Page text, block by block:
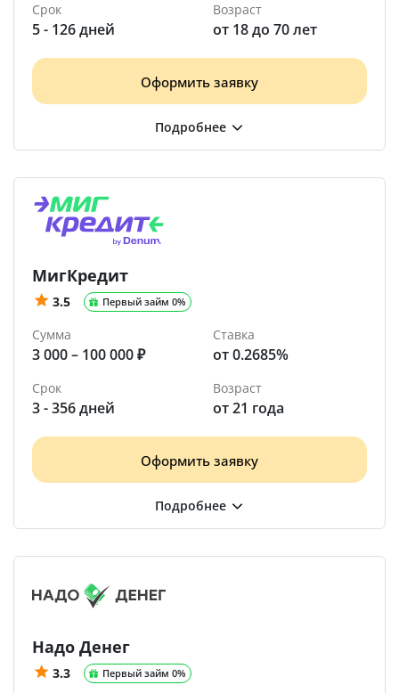
Срок
5 - 126 дней
Возраст
от 18 до 70 лет
Оформить заявку
МигКредит
3.5 Первый займ 0%
Сумма
3 000 – 100 000 ₽
Ставка
от 0.2685%
Срок
3 - 356 дней
Возраст
от 21 года
Оформить заявку
Надо Денег
3.3 Первый займ 0%